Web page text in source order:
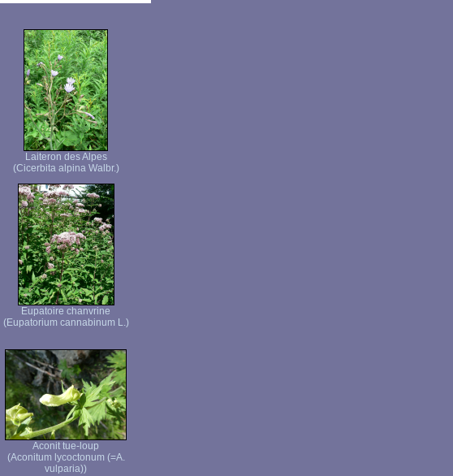
Laiteron des Alpes
(Cicerbita alpina Walbr.)
Eupatoire chanvrine
(Eupatorium cannabinum L.)
Aconit tue-loup
(Aconitum lycoctonum (=A.
vulparia))